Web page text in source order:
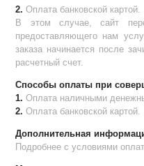
2. Оплата банковской картой.
В этом случае, сайт
предоставляющего нам
заказа начинается после
расчетный счет.
Способы оплаты при
1.Оплата наличными
2.Оплата банковской картой.
Дополнительная
Подробнее с условиями